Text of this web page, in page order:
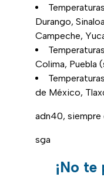
Durango,
Campeche,
Colima, Puebla
de México,
adn40, siempre
sga
¡No